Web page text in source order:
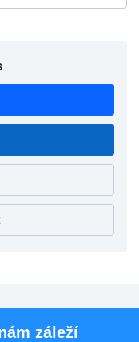
záleží